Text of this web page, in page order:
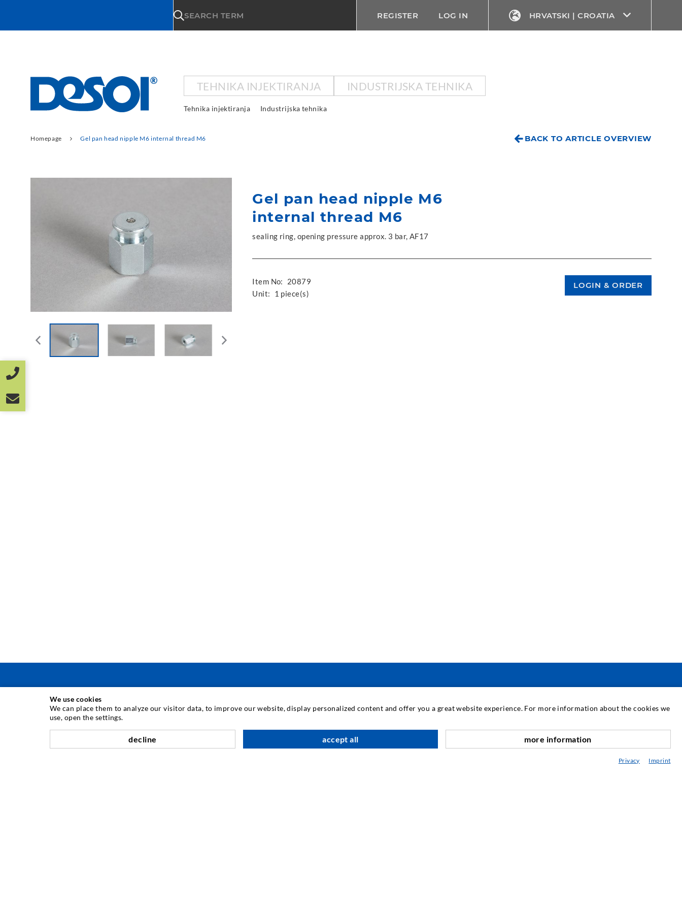
SEARCH TERM REGISTER LOG IN HRVATSKI | CROATIA
TEHNIKA INJEKTIRANJA INDUSTRIJSKA TEHNIKA
Tehnika injektiranja Industrijska tehnika
BACK TO ARTICLE OVERVIEW
Homepage Gel pan head nipple M6 internal thread M6
Gel pan head nipple M6
internal thread M6
sealing ring, opening pressure approx. 3 bar, AF17
Item No:
20879
Unit:
1 piece(s)
TEHNIKA INJEKTIRANJA
Injektiranje pukotina
Horizontalno brtvljenje
INDUSTRIJSKA TEHNIKA USLUGA
Knjižnica
Savjetovanje / Planiranje / Izvođenje
We use cookies
We can place them to analyze our visitor data, to improve our website, display personalized content and offer you a great website experience. For more information about the cookies we
use, open the settings.
decline accept all more information
Privacy Imprint